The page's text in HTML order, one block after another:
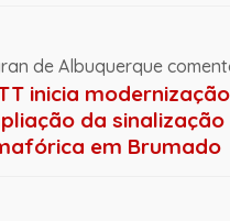
de Albuquerque
inicia
da sinalização
em Brumado